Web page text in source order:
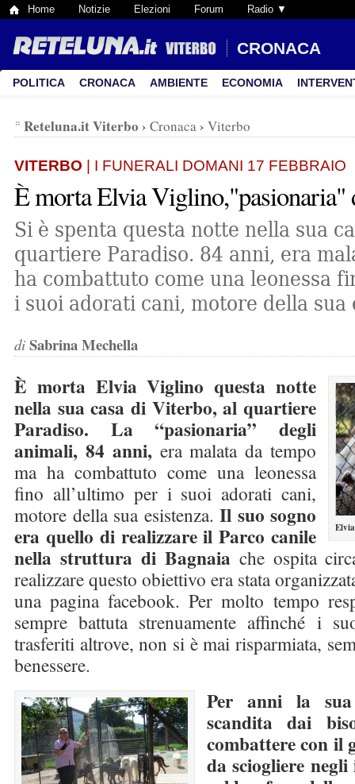
Home Notizie Elezioni Forum Radio ▼
CRONACA
POLITICA CRONACA AMBIENTE ECONOMIA
Reteluna.it Viterbo › Cronaca› Viterbo
VITERBO | I FUNERALI DOMANI 17 FEBBRAIO
È morta Elvia Viglino,"pasionaria"
Si è spenta questa notte nella sua
quartiere Paradiso. 84 anni, era
ha combattuto come una leonessa
i suoi adorati cani, motore della sua
di Sabrina Mechella
È morta Elvia Viglino questa notte
nella sua casa di Viterbo, al quartiere
Paradiso. La “pasionaria” degli
animali, 84 anni, era malata da tempo
ma ha combattuto come una leonessa
fino all’ultimo per i suoi adorati cani,
motore della sua esistenza. Il suo sogno
era quello di realizzare il Parco canile
nella struttura di Bagnaiache ospita
realizzare questo obiettivo era stata
una pagina facebook. Per molto tempo
sempre battuta strenuamente affinché i
trasferiti altrove, non si è mai risparmiata,
benessere.
Per anni la
scandita dai
combattere con il
da sciogliere